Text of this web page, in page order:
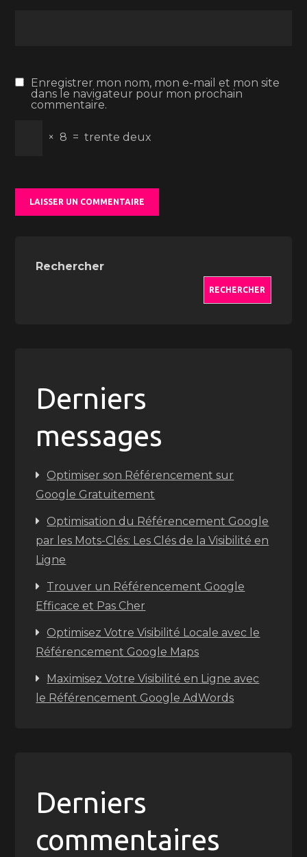
Enregistrer mon nom, mon e-mail et mon site
dans le navigateur pour mon prochain
commentaire.
× 8 = trente deux
Rechercher
RECHERCHER
Derniers
messages
Optimiser son Référencement sur
Google Gratuitement
Optimisation du Référencement Google
par les Mots-Clés: Les Clés de la Visibilité en
Ligne
Trouver un Référencement Google
Efficace et Pas Cher
Optimisez Votre Visibilité Locale avec le
Référencement Google Maps
Maximisez Votre Visibilité en Ligne avec
le Référencement Google AdWords
Derniers
commentaires